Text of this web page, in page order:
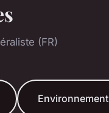
(FR)
Environnement